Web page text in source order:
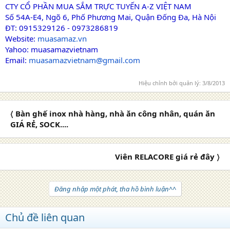
CTY CỔ PHẦN MUA SẮM TRỰC TUYẾN A-Z VIỆT NAM
Số 54A-E4, Ngõ 6, Phố Phương Mai, Quận Đống Đa, Hà Nội
ĐT: 0915329126 - 0973286819
Website: muasamaz.vn
Yahoo: muasamazvietnam
Email: muasamazvietnam@gmail.com
Hiệu chỉnh bởi quản lý: 3/8/2013
〈 Bàn ghế inox nhà hàng, nhà ăn công nhân, quán ăn
GIÁ RẺ, SOCK....
Viên RELACORE giá rẻ đây 〉
Đăng nhập một phát, tha hồ bình luận^^
Chủ đề liên quan